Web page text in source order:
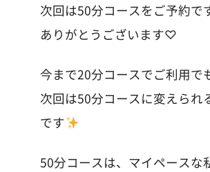
次回は50分コースをご予約で
ありがとうございます♡
今まで20分コースでご利用で
次回は50分コースに変えられ
です
50分コースは、マイペースな